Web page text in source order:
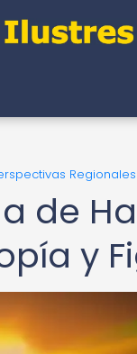
Regionales
de
y